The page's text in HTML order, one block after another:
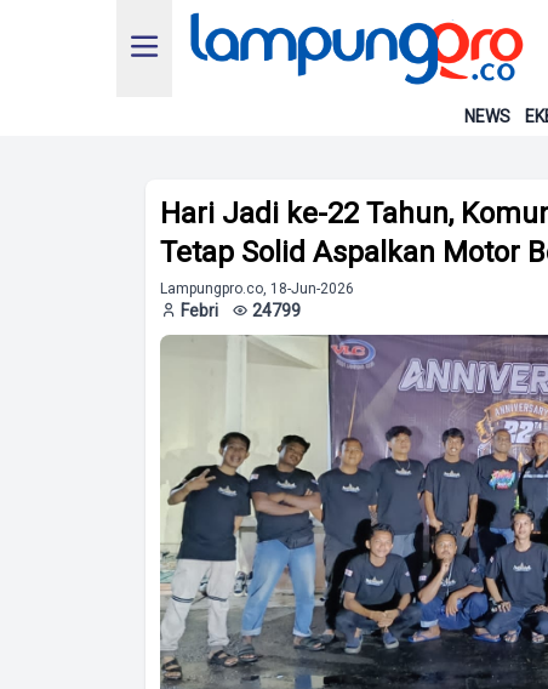
NEWS
Hari Jadi ke-22 Tahun,
Tetap Solid Aspalkan Motor
Lampungpro.co, 18-Jun-2026
Febri 24799